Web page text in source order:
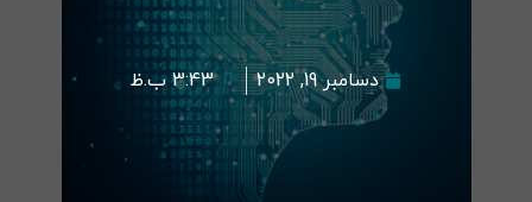
دسامبر 19, 2022 3:43 ب.ظ